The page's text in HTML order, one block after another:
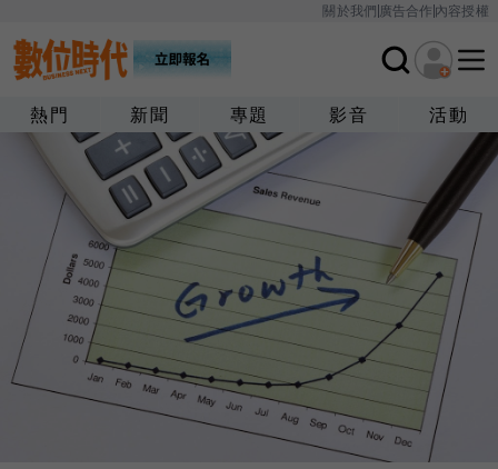
關於我們廣告合作內容授權
熱門 新聞 專題 影音 活動